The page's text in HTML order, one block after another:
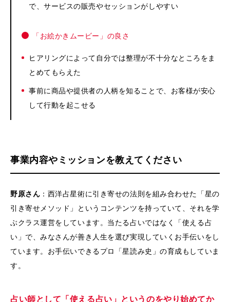
で、サービスの販売やセッションがしやすい
「お絵かきムービー」の良さ
ヒアリングによって自分では整理が不十分なところをま
とめてもらえた
事前に商品や提供者の人柄を知ることで、お客様が安心
して行動を起こせる
事業内容やミッションを教えてください
野原さん ：西洋占星術に引き寄せの法則を組み合わせた「星の
引き寄せメソッド」というコンテンツを持っていて、それを学
ぶクラス運営をしています。当たる占いではなく「使える占
い」で、みなさんが善き人生を選び実現していくお手伝いをし
ています。お手伝いできるプロ「星読み史」の育成もしていま
す。
占い師として「使える占い」というのをやり始めてか